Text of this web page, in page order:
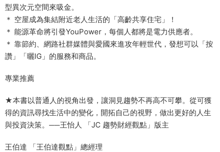
型異次元空間來吸金。
＊ 空屋成為集結附近老人生活的「高齡共享住宅」！
＊ 能源革命將引發YouPower，每個人都將是電力供應者。
＊ 靠節約、網路社群媒體與愛國來進攻年輕世代，發想可以「按
讚」「曬IG」的服務和商品。
專業推薦
★本書以普通人的視角出發，讓洞見趨勢不再高不可攀。從可獲
得的資訊尋找生活中的變化，開拓自己的視野，做出更好的人生
與投資決策。──王怡人 「JC 趨勢財經觀點」版主
王伯達 「王伯達觀點」總經理